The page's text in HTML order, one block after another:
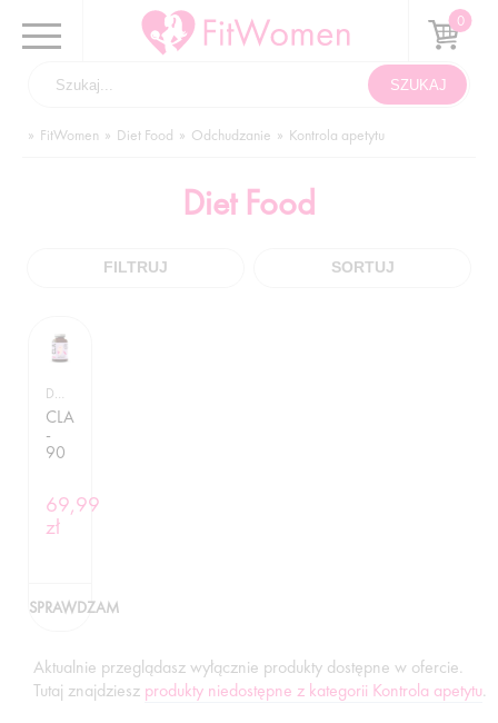
FitWomen Diet Food Odchudzanie Kontrola apetytu
Diet Food
FILTRUJ SORTUJ
DIET FOOD / KONTROLA APETYTU
CLA
-
90
69,99
zł
SPRAWDZAM
Aktualnie przeglądasz wyłącznie produkty dostępne w ofercie.
Tutaj znajdziesz produkty niedostępne z kategorii Kontrola apetytu.